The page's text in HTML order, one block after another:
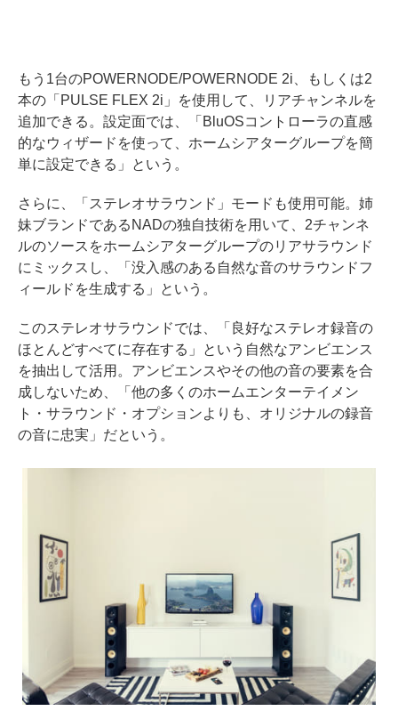
もう1台のPOWERNODE/POWERNODE 2i、もしくは2
本の「PULSE FLEX 2i」を使用して、リアチャンネルを
追加できる。設定面では、「BluOSコントローラの直感
的なウィザードを使って、ホームシアターグループを簡
単に設定できる」という。
さらに、「ステレオサラウンド」モードも使用可能。姉
妹ブランドであるNADの独自技術を用いて、2チャンネ
ルのソースをホームシアターグループのリアサラウンド
にミックスし、「没入感のある自然な音のサラウンドフ
ィールドを生成する」という。
このステレオサラウンドでは、「良好なステレオ録音の
ほとんどすべてに存在する」という自然なアンビエンス
を抽出して活用。アンビエンスやその他の音の要素を合
成しないため、「他の多くのホームエンターテイメン
ト・サラウンド・オプションよりも、オリジナルの録音
の音に忠実」だという。